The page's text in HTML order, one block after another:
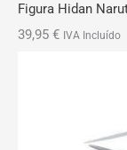
Figura Hidan
39,95 € IVA Incluído